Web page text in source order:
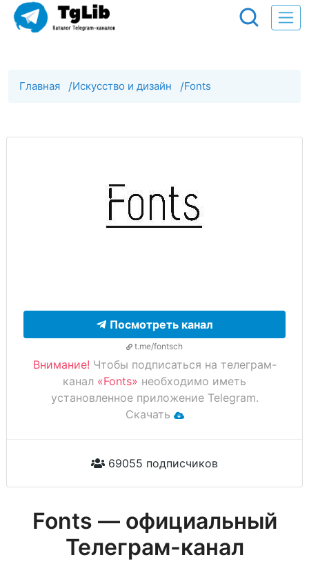
Главная /Искусство и дизайн /Fonts
Посмотреть канал
t.me/fontsch
Внимание! Чтобы подписаться на телеграм-
канал «Fonts» необходимо иметь
установленное приложение Telegram.
Скачать
69055 подписчиков
Fonts — официальный
Телеграм-канал